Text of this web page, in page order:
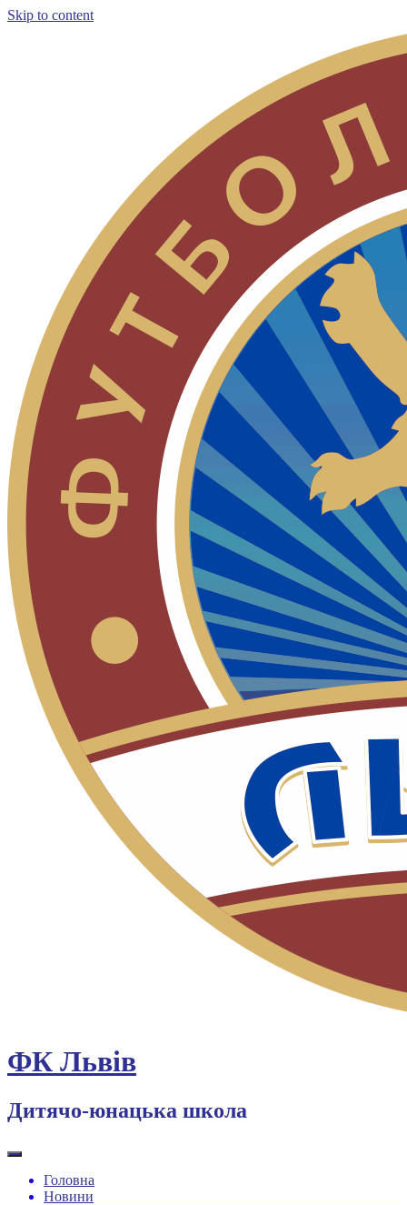
Skip to content
ФК Львів
Дитячо-юнацька школа
Головна
Новини